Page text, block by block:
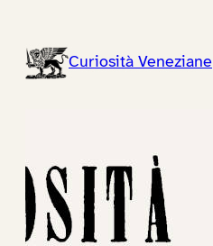
contenutoCuriosità Veneziane